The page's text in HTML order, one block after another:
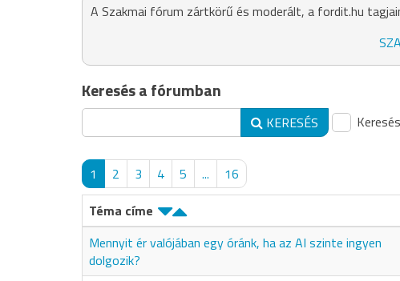
A Szakmai fórum zártkörű és moderált, a fordit.hu
Keresés a fórumban
KERESÉS
1 2 3 4 5 ... 16
Téma címe
Mennyit ér valójában egy óránk, ha az AI szinte ingyen
dolgozik?